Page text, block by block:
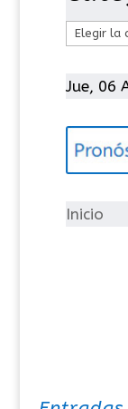
t
g
í
Jue, 06
Inicio